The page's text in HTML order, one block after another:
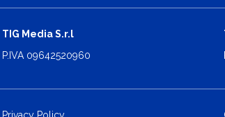
TIG Media S.r.l
P.IVA 09642520960
Privacy Policy